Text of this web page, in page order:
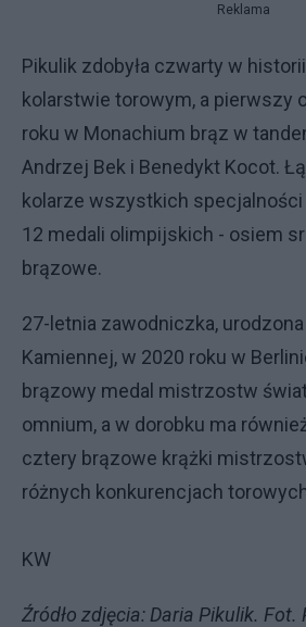
Reklama
Pikulik zdobyła czwarty w
kolarstwie torowym, a pierwszy
roku w Monachium brąz w
Andrzej Bek i Benedykt Kocot.
kolarze wszystkich
12 medali olimpijskich - osiem
brązowe.
27-letnia zawodniczka,
Kamiennej, w 2020 roku w
brązowy medal mistrzostw
omnium, a w dorobku ma
cztery brązowe krążki
różnych konkurencjach
KW
Źródło zdjęcia: Daria Pikulik. Fot.